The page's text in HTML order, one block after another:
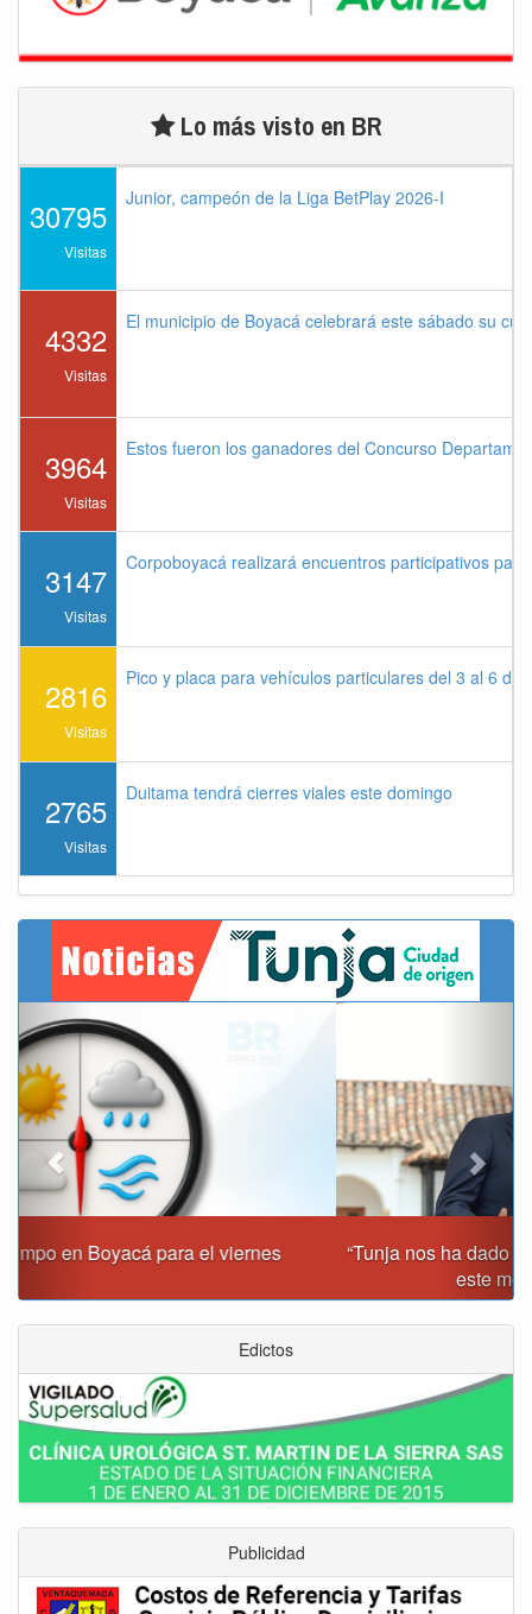
Lo más visto en BR
30795
Visitas
Junior, campeón de la Liga BetPlay 2026-I
4332
Visitas
El municipio de Boyacá celebrará este sábado su
3964
Visitas
Estos fueron los ganadores del Concurso
3147
Visitas
Corpoboyacá realizará encuentros participativos
2816
Visitas
Pico y placa para vehículos particulares del 3 al 6 de
2765
Visitas
Duitama tendrá cierres viales este domingo
“Tunja nos ha dado demasiado y no podemos fallarle en
Previous
Edictos
Publicidad